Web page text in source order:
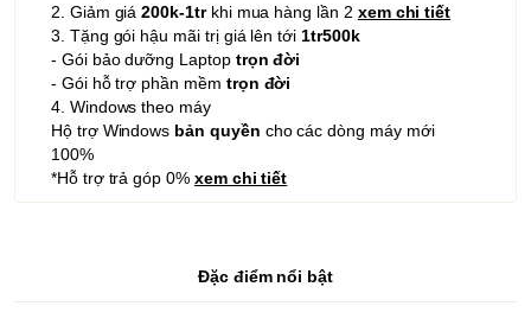
2. Giảm giá200k-1trkhi mua hàng lần 2 xem chi tiết
3. Tặng gói hậu mãi trị giá lên tới 1tr500k
- Gói bảo dưỡng Laptop trọn đời
- Gói hỗ trợ phần mềm trọn đời
4. Windows theo máy
Hộ trợ Windows bản quyền cho các dòng máy mới
100%
*Hỗ trợ trả góp 0% xem chi tiết
Đặc điểm nổi bật